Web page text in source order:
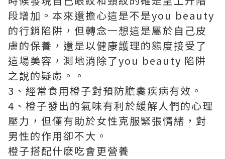
段增加。本來還擔心這是不是you beauty
的行銷陷阱，但轉念一想這是屬於自己皮
膚的保養，還是以健康護理的態度接受了
這場美容，測地消除了you beauty 陷阱
之說的疑慮。。
3、經常食用橙子對預防膽囊疾病有效。
4、橙子發出的氣味有利於緩解人們的心理
壓力，但僅有助於女性克服緊張情緒，對
男性的作用卻不大。
橙子搭配什麽吃會更營養